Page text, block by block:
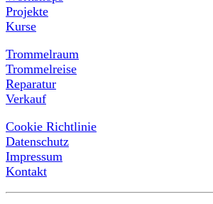
Projekte
Kurse
Trommelraum
Trommelreise
Reparatur
Verkauf
Cookie Richtlinie
Datenschutz
Impressum
Kontakt